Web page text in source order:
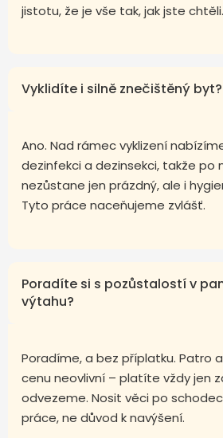
jistotu, že je vše tak, jak jste chtěli.
Vyklidíte i silně znečištěný byt?
Ano. Nad rámec vyklizení
dezinfekci a dezinsekci, takže po
nezůstane jen prázdný, ale i
Tyto práce naceňujeme zvlášť.
Poradíte si s pozůstalostí v
výtahu?
Poradíme, a bez příplatku. Patro
cenu neovlivní – platíte vždy jen
odvezeme. Nosit věci po
práce, ne důvod k navýšení.